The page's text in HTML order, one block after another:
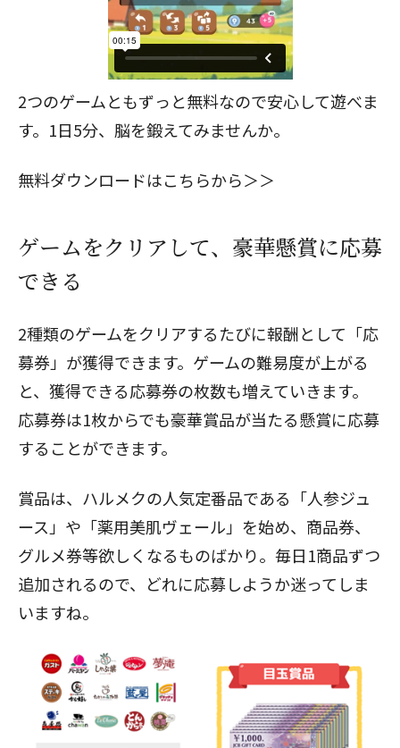
2つのゲームともずっと無料なので安心して遊べま
す。1日5分、脳を鍛えてみませんか。
無料ダウンロードはこちらから＞＞
ゲームをクリアして、豪華懸賞に応募
できる
2種類のゲームをクリアするたびに報酬として「応
募券」が獲得できます。ゲームの難易度が上がる
と、獲得できる応募券の枚数も増えていきます。
応募券は1枚からでも豪華賞品が当たる懸賞に応募
することができます。
賞品は、ハルメクの人気定番品である「人参ジュ
ース」や「薬用美肌ヴェール」を始め、商品券、
グルメ券等欲しくなるものばかり。毎日1商品ずつ
追加されるので、どれに応募しようか迷ってしま
いますね。